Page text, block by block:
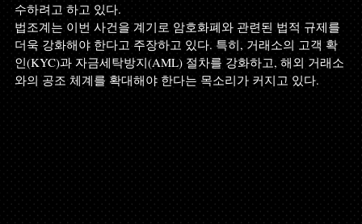
수하려고 하고 있다.
법조계는 이번 사건을 계기로 암호화폐와 관련된 법적 규제를
더욱 강화해야 한다고 주장하고 있다. 특히, 거래소의 고객 확
인(KYC)과 자금세탁방지(AML) 절차를 강화하고, 해외 거래소
와의 공조 체계를 확대해야 한다는 목소리가 커지고 있다.